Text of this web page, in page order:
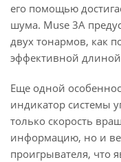
его помощью
шума. Muse 3A
двух тонармов, как
эффективной
Еще одной
индикатор системы
только скорость
информацию, но и
проигрывателя, что